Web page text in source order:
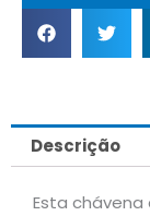
Descrição
Esta